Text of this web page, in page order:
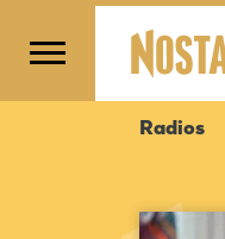
Radios